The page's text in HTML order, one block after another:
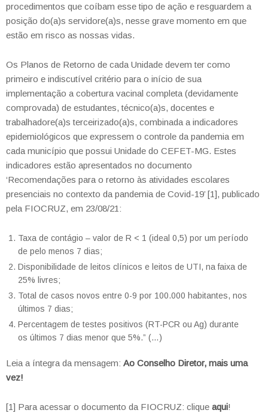
procedimentos que coíbam esse tipo de ação e resguardem a
posição do(a)s servidore(a)s, nesse grave momento em que
estão em risco as nossas vidas.
Os Planos de Retorno de cada Unidade devem ter como
primeiro e indiscutível critério para o início de sua
implementação a cobertura vacinal completa (devidamente
comprovada) de estudantes, técnico(a)s, docentes e
trabalhadore(a)s terceirizado(a)s, combinada a indicadores
epidemiológicos que expressem o controle da pandemia em
cada município que possui Unidade do CEFET-MG. Estes
indicadores estão apresentados no documento
‘Recomendações para o retorno às atividades escolares
presenciais no contexto da pandemia de Covid-19’ [1], publicado
pela FIOCRUZ, em 23/08/21:
Taxa de contágio – valor de R < 1 (ideal 0,5) por um período
de pelo menos 7 dias;
Disponibilidade de leitos clínicos e leitos de UTI, na faixa de
25% livres;
Total de casos novos entre 0-9 por 100.000 habitantes, nos
últimos 7 dias;
Percentagem de testes positivos (RT-PCR ou Ag) durante
os últimos 7 dias menor que 5%.” (…)
Leia a íntegra da mensagem: Ao Conselho Diretor, mais uma
vez!
[1] Para acessar o documento da FIOCRUZ: clique aqui!